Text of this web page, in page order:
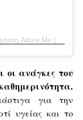
Η δημοσίευση κοινοποιήθηκε από το χρήστη Adore Me (@adoreme)
οι ανάγκες του
για την
υγείας και το